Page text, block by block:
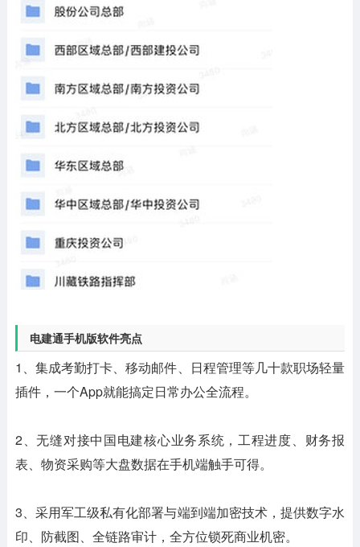
电建通手机版软件亮点
1、集成考勤打卡、移动邮件、日程管理等几十款职场轻量
插件，一个App就能搞定日常办公全流程。
2、无缝对接中国电建核心业务系统，工程进度、财务报
表、物资采购等大盘数据在手机端触手可得。
3、采用军工级私有化部署与端到端加密技术，提供数字水
印、防截图、全链路审计，全方位锁死商业机密。